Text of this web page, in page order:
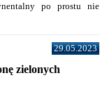
po prostu nie
29.05.2023
zielonych